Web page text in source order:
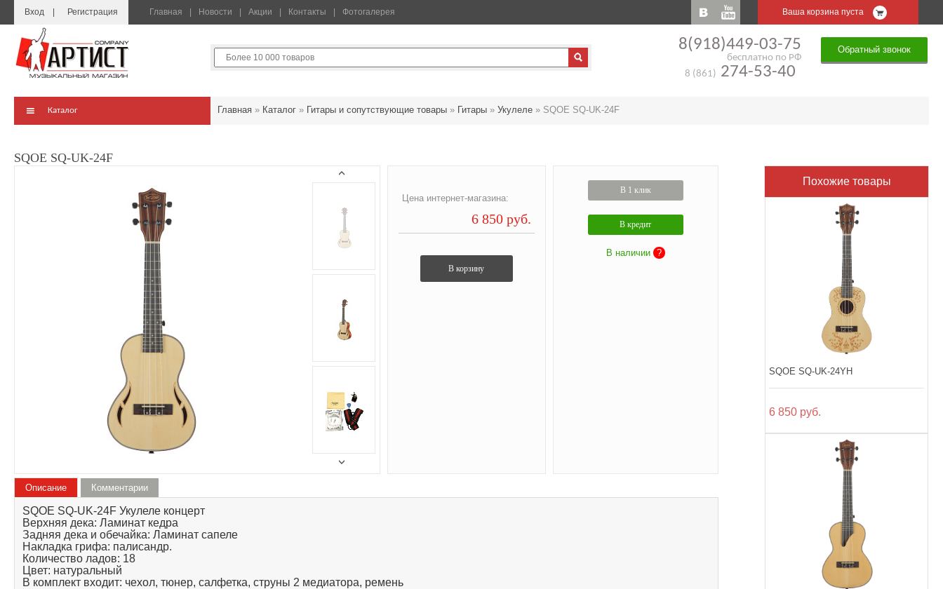
Вход Регистрация Главная Новости Акции Контакты Фотогалерея Ваша корзина пуста
8(918)449-03-75
бесплатно по РФ
8 (861) 274-53-40
Обратный звонок
Каталог Главная » Каталог » Гитары и сопутствующие товары » Гитары » Укулеле » SQOE SQ-UK-24F
SQOE SQ-UK-24F
Цена интернет-магазина:
6 850 руб.
В корзину
В 1 клик
В кредит
В наличии ?
Похожие товары
SQOE SQ-UK-24YH
6 850 руб.
Описание
SQOE SQ-UK-24F Укулеле концерт
Верхняя дека: Ламинат кедра
Задняя дека и обечайка: Ламинат сапеле
Накладка грифа: палисандр.
Количество ладов: 18
Цвет: натуральный
В комплект входит: чехол, тюнер, салфетка, струны 2 медиатора, ремень
Комментарии